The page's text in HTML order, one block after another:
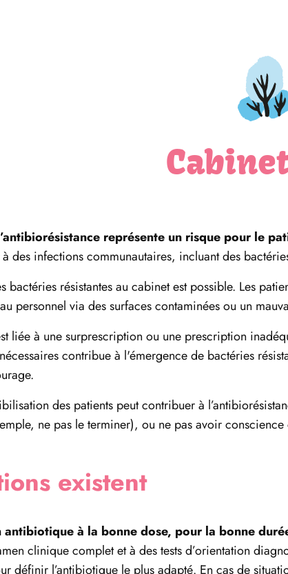
représente un risque pour le
des infections communautaires, incluant des
bactéries résistantes au cabinet est possible. Les
personnel via des surfaces contaminées ou un
liée à une surprescription ou une prescription
contribue à l'émergence de bactéries
des patients peut contribuer à
ne pas le terminer), ou ne pas avoir
existent
à la bonne dose, pour la bonne
clinique complet et à des tests d’orientation
définir l’antibiotique le plus adapté. En cas de